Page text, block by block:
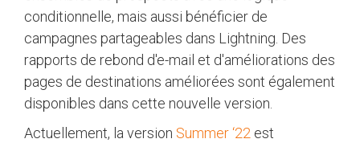
conditionnelle, mais aussi bénéficier de
campagnes partageables dans Lightning. Des
rapports de rebond d'e-mail et d'améliorations des
pages de destinations améliorées sont également
disponibles dans cette nouvelle version.
Actuellement, la version Summer ‘22 est